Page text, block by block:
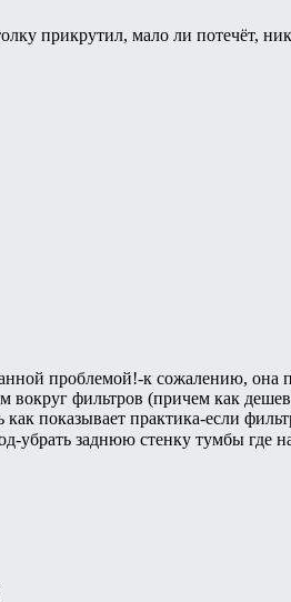
прикрутил, мало ли потечёт,
проблемой!-к сожалению,
вокруг фильтров (причем как
как показывает практика-если
убрать заднюю стенку тумбы где